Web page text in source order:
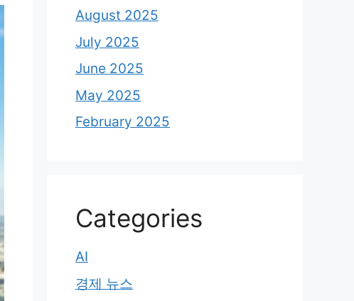
August 2025
July 2025
June 2025
May 2025
February 2025
Categories
AI
경제 뉴스